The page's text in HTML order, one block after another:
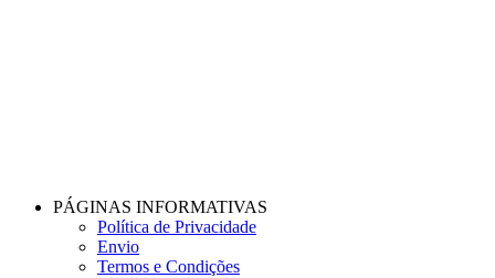
PÁGINAS INFORMATIVAS
Política de Privacidade
Envio
Termos e Condições